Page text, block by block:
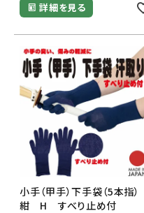
詳細を見る
小手（甲手）下手袋（5本指）
紺 H すべり止め付